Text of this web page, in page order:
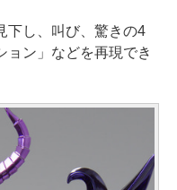
し、叫び、驚きの4
ョン」などを再現でき